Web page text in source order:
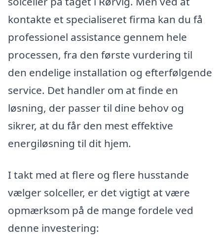
kontakte et specialiseret firma kan du få
professionel assistance gennem hele
processen, fra den første vurdering til
den endelige installation og efterfølgende
service. Det handler om at finde en
løsning, der passer til dine behov og
sikrer, at du får den mest effektive
energiløsning til dit hjem.
I takt med at flere og flere husstande
vælger solceller, er det vigtigt at være
opmærksom på de mange fordele ved
denne investering: